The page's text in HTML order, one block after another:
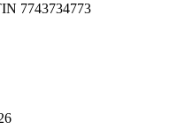
7743734773